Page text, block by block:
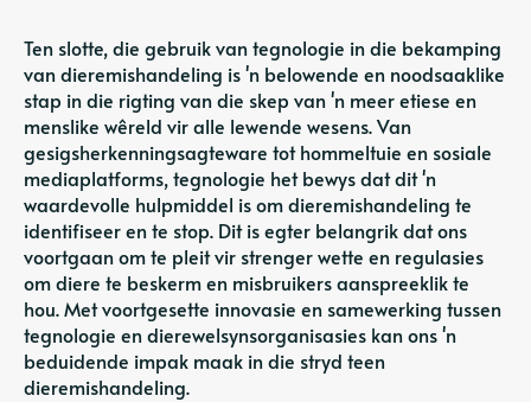
Ten slotte, die gebruik van tegnologie in die bekamping
van dieremishandeling is 'n belowende en noodsaaklike
stap in die rigting van die skep van 'n meer etiese en
menslike wêreld vir alle lewende wesens. Van
gesigsherkenningsagteware tot hommeltuie en sosiale
mediaplatforms, tegnologie het bewys dat dit 'n
waardevolle hulpmiddel is om dieremishandeling te
identifiseer en te stop. Dit is egter belangrik dat ons
voortgaan om te pleit vir strenger wette en regulasies
om diere te beskerm en misbruikers aanspreeklik te
hou. Met voortgesette innovasie en samewerking tussen
tegnologie en dierewelsynsorganisasies kan ons 'n
beduidende impak maak in die stryd teen
dieremishandeling.